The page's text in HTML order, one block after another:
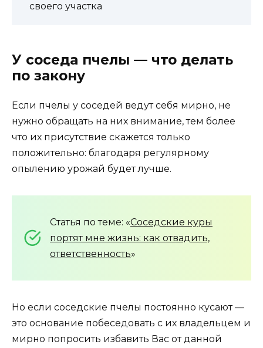
своего участка
У соседа пчелы — что делать
по закону
Если пчелы у соседей ведут себя мирно, не
нужно обращать на них внимание, тем более
что их присутствие скажется только
положительно: благодаря регулярному
опылению урожай будет лучше.
Статья по теме: «Соседские куры
портят мне жизнь: как отвадить,
ответственность»
Но если соседские пчелы постоянно кусают —
это основание побеседовать с их владельцем и
мирно попросить избавить Вас от данной